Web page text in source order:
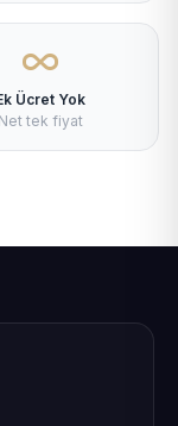
Ücret Yok
Net tek fiyat